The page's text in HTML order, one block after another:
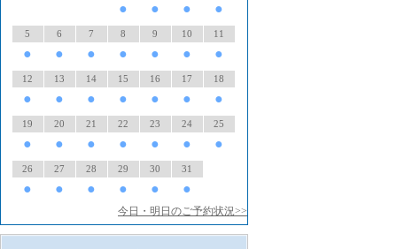
● ● ● ●
5
●
6
●
7
●
8
●
9
●
10
●
11
●
12
●
13
●
14
●
15
●
16
●
17
●
18
●
19
●
20
●
21
●
22
●
23
●
24
●
25
●
26
●
27
●
28
●
29
●
30
●
31
●
今日・明日のご予約状況>>